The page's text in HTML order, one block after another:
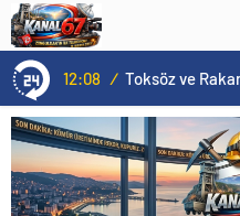
12:08 /